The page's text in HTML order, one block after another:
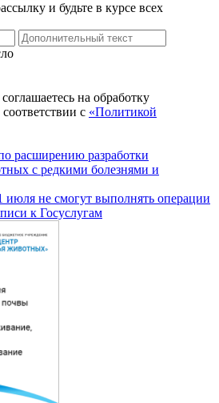
и будьте в курсе всех
на обработку
с «Политикой
расширению разработки
с редкими болезнями и
июля не смогут выполнять операции
к Госуслугам